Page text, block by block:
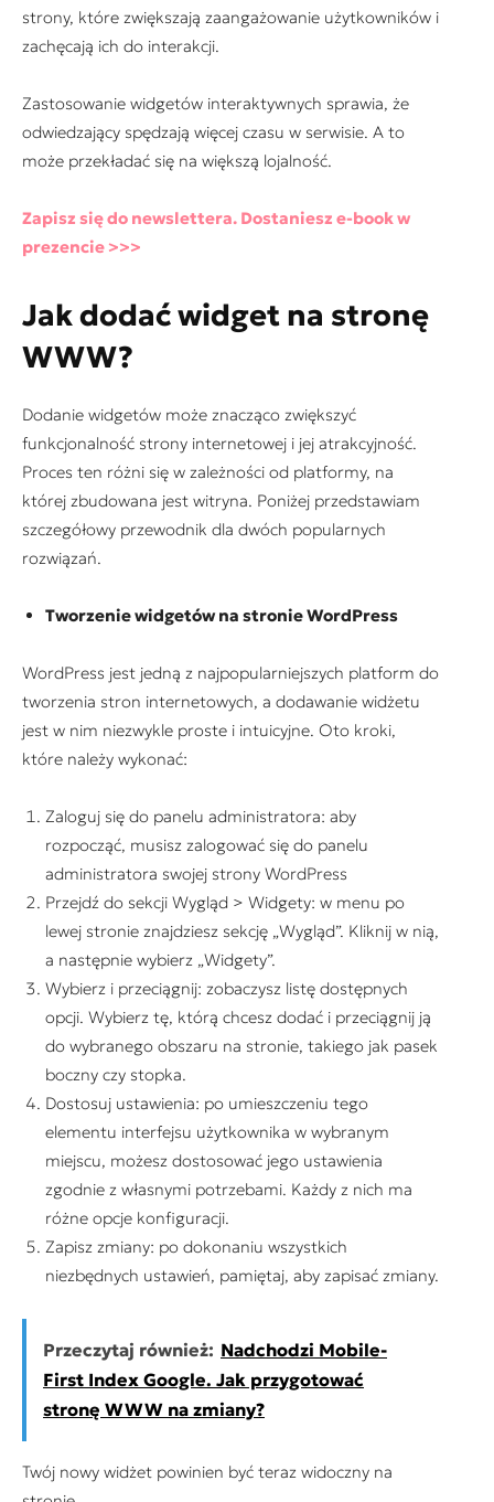
strony, które zwiększają zaangażowanie użytkowników i
zachęcają ich do interakcji.
Zastosowanie widgetów interaktywnych sprawia, że
odwiedzający spędzają więcej czasu w serwisie. A to
może przekładać się na większą lojalność.
Zapisz się do newslettera. Dostaniesz e-book w
prezencie >>>
Jak dodać widget na stronę
WWW?
Dodanie widgetów może znacząco zwiększyć
funkcjonalność strony internetowej i jej atrakcyjność.
Proces ten różni się w zależności od platformy, na
której zbudowana jest witryna. Poniżej przedstawiam
szczegółowy przewodnik dla dwóch popularnych
rozwiązań.
Tworzenie widgetów na stronie WordPress
WordPress jest jedną z najpopularniejszych platform do
tworzenia stron internetowych, a dodawanie widżetu
jest w nim niezwykle proste i intuicyjne. Oto kroki,
które należy wykonać:
Zaloguj się do panelu administratora: aby
rozpocząć, musisz zalogować się do panelu
administratora swojej strony WordPress
Przejdź do sekcji Wygląd > Widgety: w menu po
lewej stronie znajdziesz sekcję „Wygląd”. Kliknij w nią,
a następnie wybierz „Widgety”.
Wybierz i przeciągnij: zobaczysz listę dostępnych
opcji. Wybierz tę, którą chcesz dodać i przeciągnij ją
do wybranego obszaru na stronie, takiego jak pasek
boczny czy stopka.
Dostosuj ustawienia: po umieszczeniu tego
elementu interfejsu użytkownika w wybranym
miejscu, możesz dostosować jego ustawienia
zgodnie z własnymi potrzebami. Każdy z nich ma
różne opcje konfiguracji.
Zapisz zmiany: po dokonaniu wszystkich
niezbędnych ustawień, pamiętaj, aby zapisać zmiany.
Przeczytaj również: Nadchodzi Mobile-
First Index Google. Jak przygotować
stronę WWW na zmiany?
Twój nowy widżet powinien być teraz widoczny na